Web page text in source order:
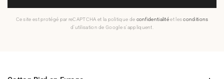
Ce site est protégé par reCAPTCHA et la politique de confidentialitéet lesconditions
d'utilisation de Google s'appliquent.